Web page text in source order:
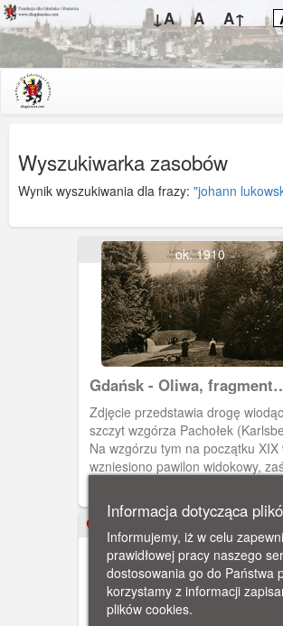
↓A A A↑
Wyszukiwarka zasobów
Wynik wyszukiwania dla frazy: "johann
ok. 1910
Gdańsk - Oliwa, fragment
Wzgórza Pachołek
Zdjęcie przedstawia drogę
szczyt wzgórza Pachołek
Na wzgórzu tym na początku XIX
wzniesiono pawilon widokowy,
- murowaną, neogotycką wieżę
widokową. Pocztówka ukazuje
osób, które wypoczywają na łonie
natury, w pobliżu drogi
wspomnianego punktu
ok. 1910
Informacja dotycząca
Informujemy, iż w celu
prawidłowej pracy naszego
dostosowania go do Państwa
korzystamy z informacji
plików cookies.